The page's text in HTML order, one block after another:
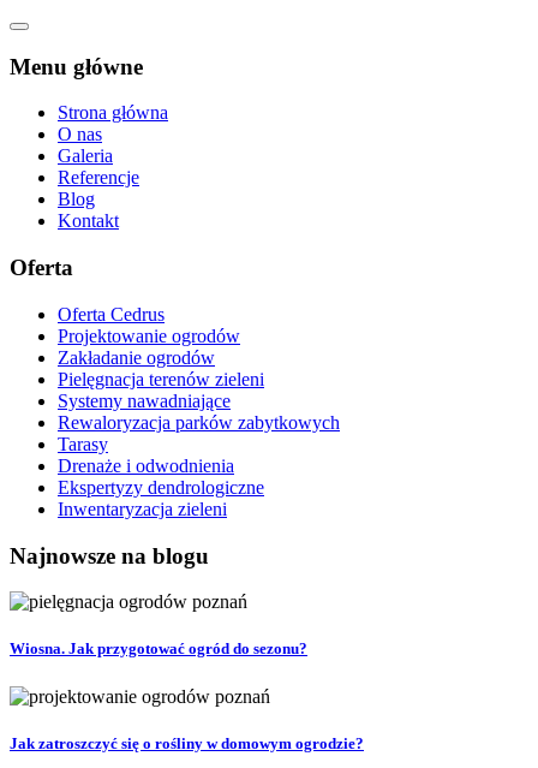
Menu główne
Strona główna
O nas
Galeria
Referencje
Blog
Kontakt
Oferta
Oferta Cedrus
Projektowanie ogrodów
Zakładanie ogrodów
Pielęgnacja terenów zieleni
Systemy nawadniające
Rewaloryzacja parków zabytkowych
Tarasy
Drenaże i odwodnienia
Ekspertyzy dendrologiczne
Inwentaryzacja zieleni
Najnowsze na blogu
Wiosna. Jak przygotować ogród do sezonu?
Jak zatroszczyć się o rośliny w domowym ogrodzie?